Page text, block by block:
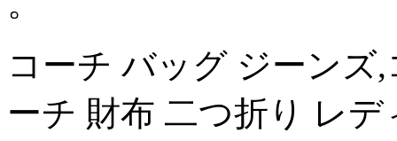
コーチ バッグ ジーンズ
ーチ 財布 二つ折り レ